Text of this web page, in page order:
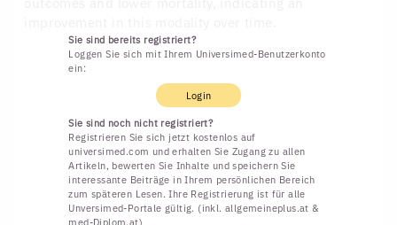
Sie sind bereits registriert?
Loggen Sie sich mit Ihrem Universimed-Benutzerkonto
ein:
Login
Sie sind noch nicht registriert?
Registrieren Sie sich jetzt kostenlos auf
universimed.com und erhalten Sie Zugang zu allen
Artikeln, bewerten Sie Inhalte und speichern Sie
interessante Beiträge in Ihrem persönlichen Bereich
zum späteren Lesen. Ihre Registrierung ist für alle
Unversimed-Portale gültig. (inkl. allgemeineplus.at &
med-Diplom.at)